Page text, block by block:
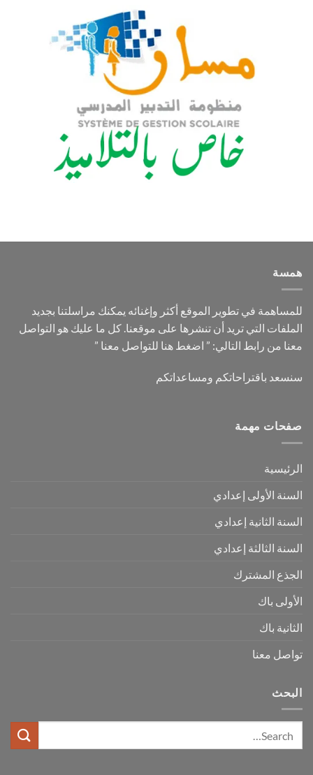
همسة
للمساهمة في تطوير الموقع أكثر وإغنائه يمكنك مراسلتنا بجديد
الملفات التي تريد أن تنشرها على موقعنا. كل ما عليك هو التواصل
معنا من رابط التالي: ” اضغط هنا للتواصل معنا ”
سنسعد باقتراحاتكم ومساعداتكم
صفحات مهمة
الرئيسية
السنة الأولى إعدادي
السنة الثانية إعدادي
السنة الثالثة إعدادي
الجذع المشترك
الأولى باك
الثانية باك
تواصل معنا
البحث